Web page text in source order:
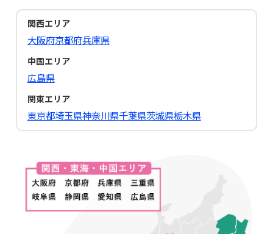
関西エリア
大阪府京都府兵庫県
中国エリア
広島県
関東エリア
東京都埼玉県神奈川県千葉県茨城県栃木県